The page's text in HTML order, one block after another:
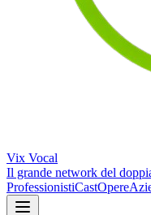
Vix Vocal
Il grande network del
ProfessionistiCastOpere